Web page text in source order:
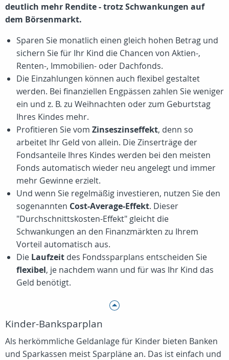
deutlich mehr Rendite - trotz Schwankungen auf
dem Börsenmarkt.
Sparen Sie monatlich einen gleich hohen Betrag und
sichern Sie für Ihr Kind die Chancen von Aktien-,
Renten-, Immobilien- oder Dachfonds.
Die Einzahlungen können auch flexibel gestaltet
werden. Bei finanziellen Engpässen zahlen Sie weniger
ein und z. B. zu Weihnachten oder zum Geburtstag
Ihres Kindes mehr.
Profitieren Sie vom Zinseszinseffekt, denn so
arbeitet Ihr Geld von allein. Die Zinserträge der
Fondsanteile Ihres Kindes werden bei den meisten
Fonds automatisch wieder neu angelegt und immer
mehr Gewinne erzielt.
Und wenn Sie regelmäßig investieren, nutzen Sie den
sogenannten Cost-Average-Effekt. Dieser
"Durchschnittskosten-Effekt" gleicht die
Schwankungen an den Finanzmärkten zu Ihrem
Vorteil automatisch aus.
Die Laufzeit des Fondssparplans entscheiden Sie
flexibel, je nachdem wann und für was Ihr Kind das
Geld benötigt.
Kinder-Banksparplan
Als herkömmliche Geldanlage für Kinder bieten Banken
und Sparkassen meist Sparpläne an. Das ist einfach und